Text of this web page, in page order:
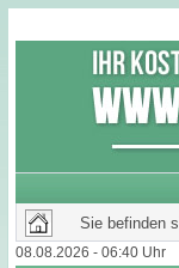
Sie befinden
08.08.2026 - 06:40 Uhr